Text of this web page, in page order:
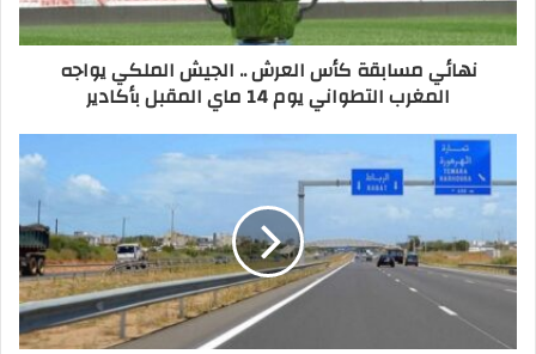
نهائي مسابقة كأس العرش .. الجيش الملكي يواجه
المغرب التطواني يوم 14 ماي المقبل بأكادير